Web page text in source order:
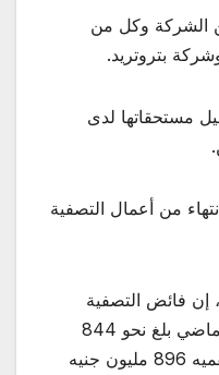
الشركة وكل من
بتروتريد.
مستحقاتها لدى
من أعمال التصفية
إن فائض التصفية
خلال النصف الثاني من العام الماضي بلغ نحو 844
مليون جنيه، وسجلت إيرادات بقميه 896 مليون جنيه